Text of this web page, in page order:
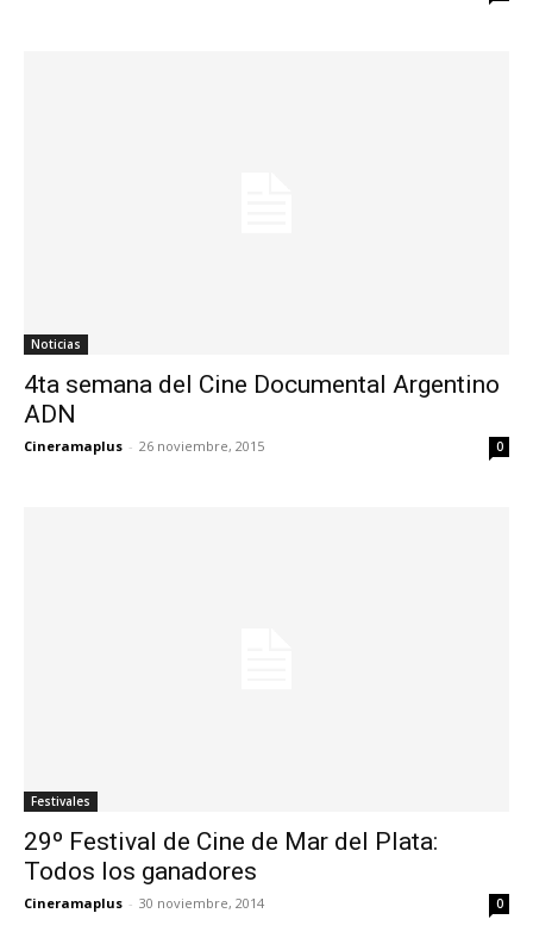
Noticias
4ta semana del Cine Documental Argentino
ADN
Cineramaplus - 26 noviembre, 2015 0
Festivales
29º Festival de Cine de Mar del Plata:
Todos los ganadores
Cineramaplus - 30 noviembre, 2014 0